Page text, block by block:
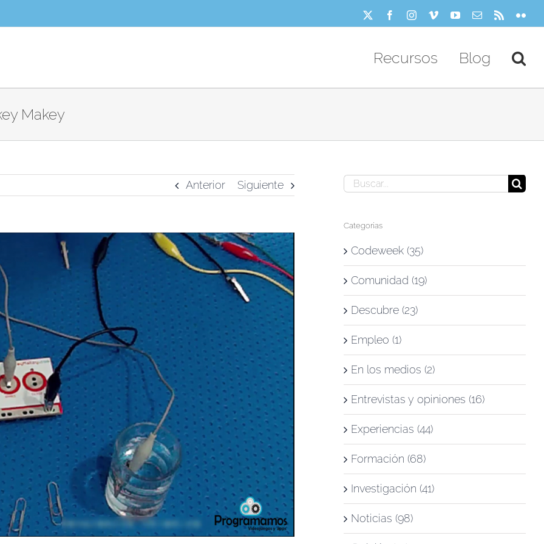
FacebookInstagram
VimeoYouTube
Correo Rss
Recursos Blog
Makey
Anterior Siguiente Buscar:
Categorías
Codeweek (35)
Comunidad (19)
Descubre (23)
Empleo (1)
En los medios (2)
Entrevistas y opiniones (16)
Experiencias (44)
Formación (68)
Investigación (41)
Noticias (98)